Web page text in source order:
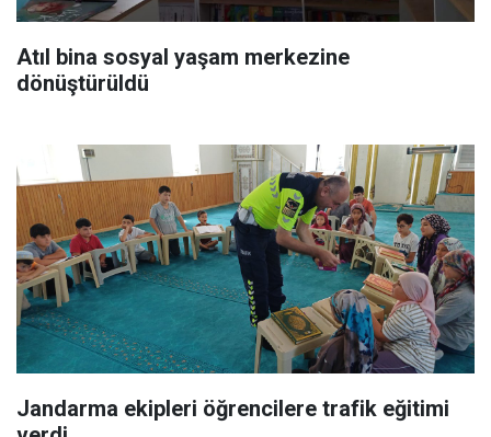
Atıl bina sosyal yaşam merkezine
dönüştürüldü
Jandarma ekipleri öğrencilere trafik eğitimi